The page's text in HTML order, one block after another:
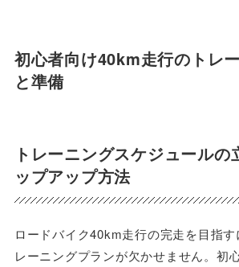
初心者向け40km走行のトレ
と準備
トレーニングスケジュールの
ップアップ方法
ロードバイク40km走行の完走を目指す
レーニングプランが欠かせません。初